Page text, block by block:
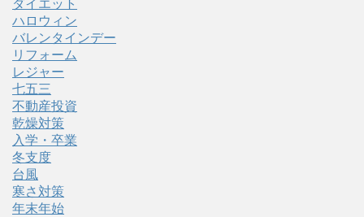
ダイエット
ハロウィン
バレンタインデー
リフォーム
レジャー
七五三
不動産投資
乾燥対策
入学・卒業
冬支度
台風
寒さ対策
年末年始